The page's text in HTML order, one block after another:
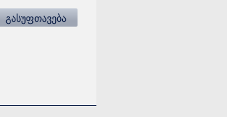
გასუფთავება